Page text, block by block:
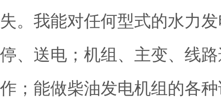
失。我能对任何型式的水力
停、送电；机组、主变、线
作；能做柴油发电机组的各